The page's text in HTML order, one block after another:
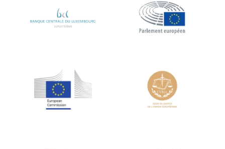
Lars Heikensten
Lucas Papademos
Máire Geoghegan-Quinn
Manolis Mavrommatis